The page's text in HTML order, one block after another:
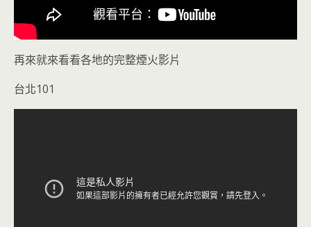
再來就來看看各地的完整煙火影片
台北101